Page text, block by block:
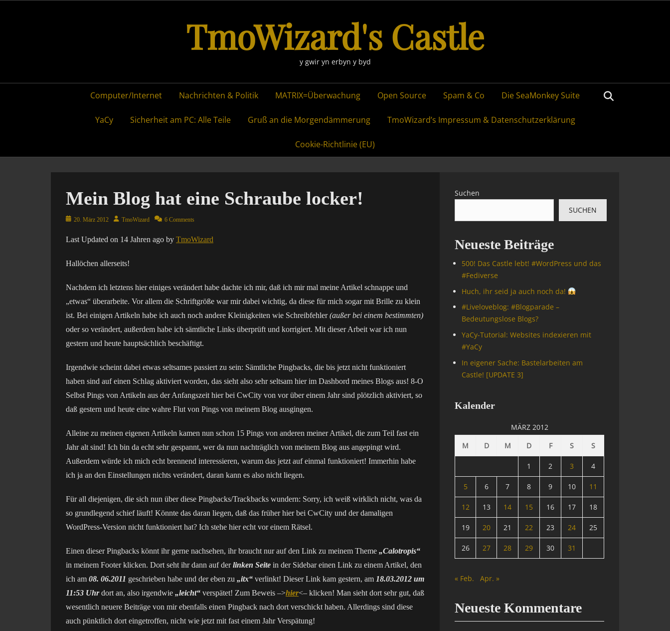
TmoWizard's Castle
y gwir yn erbyn y byd
PrimaryComputer/Internet Nachrichten & Politik MATRIX=Überwachung Open Source Spam & Co Die SeaMonkey Suite
YaCy Sicherheit am PC: Alle Teile Gruß an die Morgendämmerung TmoWizard’s Impressum & Datenschutzerklärung
Cookie-Richtlinie (EU)
Mein Blog hat eine Schraube locker!
Posted20. März 2012 AuthorTmoWizard 6 Comments
Last Updated on 14 Jahren ago by TmoWizard
Hallöchen allerseits!
Nachdem ich letztens hier einiges verändert habe dachte ich mir, daß ich mir mal meine Artikel schnappe und
„etwas“ überarbeite. Vor allem die Schriftgröße war mir dabei wichtig, da diese für mich sogar mit Brille zu klein
ist. Bei einigen Artikeln habe ich auch noch andere Kleinigkeiten wie Schreibfehler(außer bei einem bestimmten)
oder so verändert, außerdem habe ich sämtliche Links überprüft und korrigiert. Mit dieser Arbeit war ich nun
gestern und heute hauptsächlich beschäftigt.
Irgendwie scheint dabei etwas seltsames passiert zu sein: Sämtliche Pingbacks, die bis jetzt nicht funktioniert
haben sind auf einen Schlag aktiviert worden, das sieht also sehr seltsam hier im Dashbord meines Blogs aus! 8-O
Selbst Pings von Artikeln aus der Anfangszeit hier bei CwCity von vor über einem Jahr sind plötzlich aktiviert, so
daß gestern und heute eine wahre Flut von Pings von meinem Blog ausgingen.
Alleine zu meinen eigenen Artikeln kamen nun schon 15 Pings von anderen meiner Artikel, die zum Teil fast ein
Jahr alt sind! Ich bin da echt sehr gespannt, wer da nun nachträglich von meinem Blog aus angepingt wird.
Außerdem würde ich mich echt brennend interessieren, warum das jetzt auf einmal funktioniert! Immerhin habe
ich ja an den Einstellungen nichts verändert, daran kann es also nicht liegen.
Für all diejenigen, die sich nun über diese Pingbacks/Trackbacks wundern: Sorry, ich weiß wirklich nicht, was da
so grundlegend schief läuft! Könnte das daran liegen, daß das früher hier bei CwCity und der damaligen
WordPress-Version nicht funktioniert hat? Ich stehe hier echt vor einem Rätsel.
Einen dieser Pingbacks könnt ihr gerne nachsehen, ihr braucht nur auf den Link zu meinem Theme „Calotropis“
in meinem Footer klicken. Dort seht ihr dann auf derlinken Seite in der Sidebar einen Link zu einem Artikel, den
ich am 08. 06.2011 geschrieben habe und der eben zu „itx“ verlinkt! Dieser Link kam gestern, am 18.03.2012 um
11:53 Uhrdort an, also irgendwie „leicht“ verspätet! Zum Beweis –>hier<– klicken! Man sieht dort sehr gut, daß
wesentlich neuere Beiträge von mir ebenfalls einen Pingback nach dort verschickt haben. Allerdings sind diese
auch pünktlich dort eingetroffen, nicht wie jetzt mit fast einem Jahr Verspätung!
Suchen
SUCHEN
Neueste Beiträge
500! Das Castle lebt! #WordPress und das
#Fediverse
Huch, ihr seid ja auch noch da!
#Livelove­blog: #Blogparade –
Bedeutungslose Blogs?
YaCy-Tutorial: Websites indexieren mit
#YaCy
In eigener Sache: Bastelarbeiten am
Castle! [UPDATE 3]
Kalender
MÄRZ 2012
M
D M D F S S
1 2 3 4
5 6 7 8 9 10 11
12 13 14 15 16 17 18
19 20 21 22 23 24 25
26 27 28 29 30 31
« Feb. Apr. »
Neueste Kommentare